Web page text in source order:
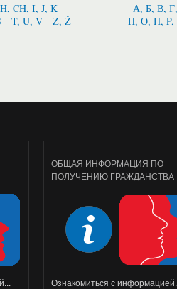
CH, I, J, K
T, U, V Z, Ž
А, Б, В,
Н, О, П,
ОБЩАЯ ИНФОРМАЦИЯ ПО
ПОЛУЧЕНИЮ ГРАЖДАНСТВА
Ознакомиться с